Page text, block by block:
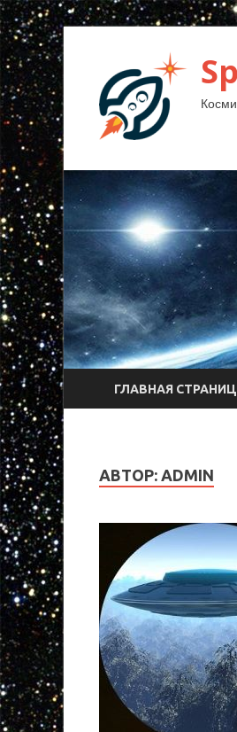
ГЛАВНАЯ
АВТОР: ADMIN